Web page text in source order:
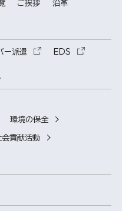
ご挨拶 沿革
ー派遣 EDS
環境の保全
会貢献活動